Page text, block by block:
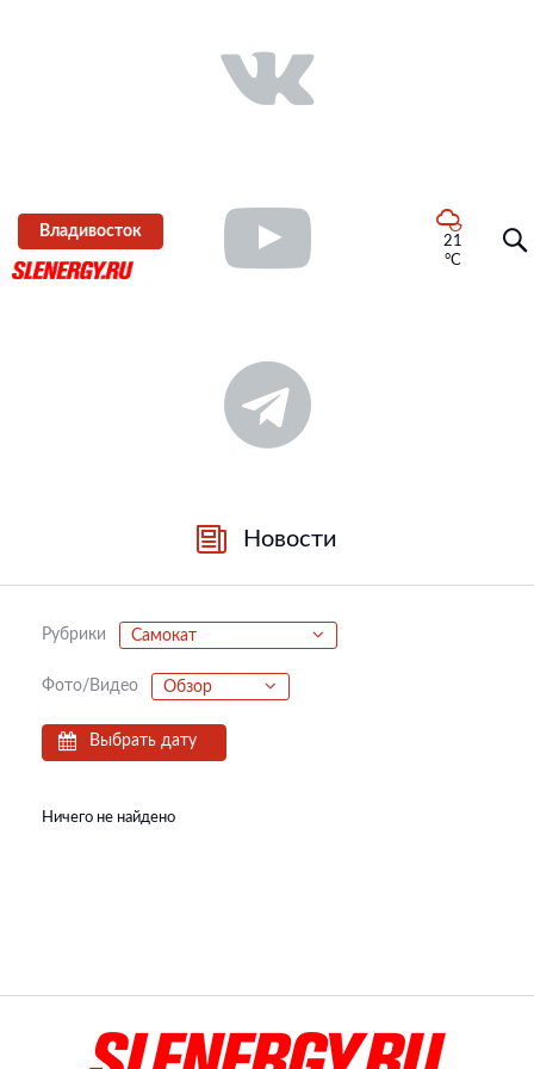
Владивосток
21
°C
Новости
Рубрики Самокат
Фото/Видео Обзор
Выбрать дату
Ничего не найдено